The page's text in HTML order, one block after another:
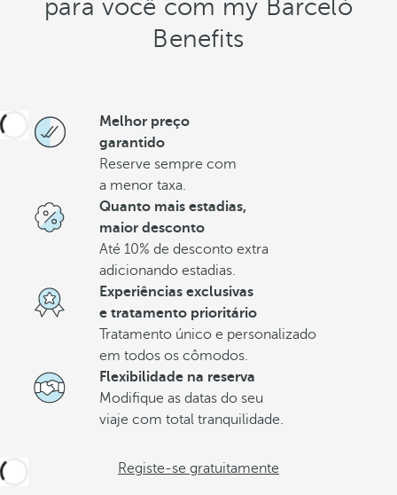
para você com my Barceló
Benefits
Melhor preço
garantido
Reserve sempre com
a menor taxa.
Quanto mais estadias,
maior desconto
Até 10% de desconto extra
adicionando estadias.
Experiências exclusivas
e tratamento prioritário
Tratamento único e personalizado
em todos os cômodos.
Flexibilidade na reserva
Modifique as datas do seu
viaje com total tranquilidade.
Registe-se gratuitamente